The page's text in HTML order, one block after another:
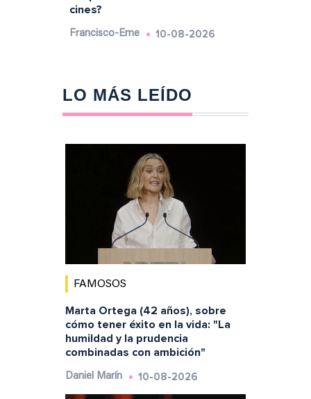
cines?
Francisco-Eme 10-08-2026
LO MÁS LEÍDO
FAMOSOS
Marta Ortega (42 años), sobre
cómo tener éxito en la vida: "La
humildad y la prudencia
combinadas con ambición"
Daniel Marín 10-08-2026